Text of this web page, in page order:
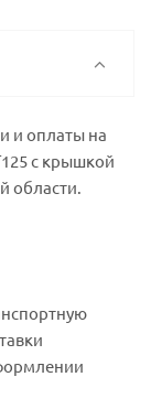
и оплаты на
с крышкой
области.